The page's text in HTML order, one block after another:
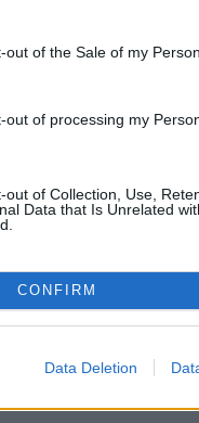
out of the Sale of my
out of processing my
out of Collection, Use,
Data that Is Unrelated
CONFIRM
Data Deletion
inkább szekrényre